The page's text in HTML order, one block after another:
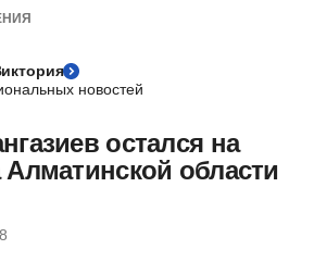
новостей
остался на
Алматинской области